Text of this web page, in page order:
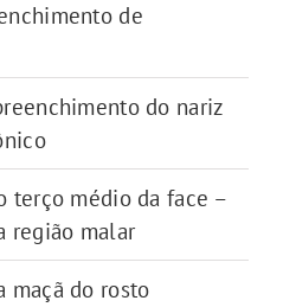
de
do nariz
terço médio da face –
região malar
maçã do rosto